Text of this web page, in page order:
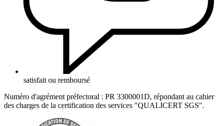
satisfait ou remboursé
Numéro d'agrément préfectoral : PR 3300001D, répondant au cahier
des charges de la certification des services "QUALICERT SGS".